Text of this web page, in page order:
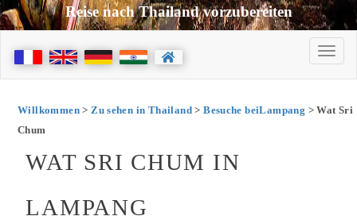
Reise nach Thailand vorzubereiten
Willkommen>Zu sehen in Thailand>Besuche beiLampang > Wat Sri
Chum
WAT SRI CHUM IN
LAMPANG